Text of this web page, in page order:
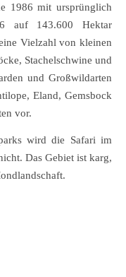
1986 mit ursprünglich
auf 143.600 Hektar
Vielzahl von kleinen
Stachelschwine und
und Großwildarten
Eland, Gemsbock
vor.
wird die Safari im
Das Gebiet ist karg,